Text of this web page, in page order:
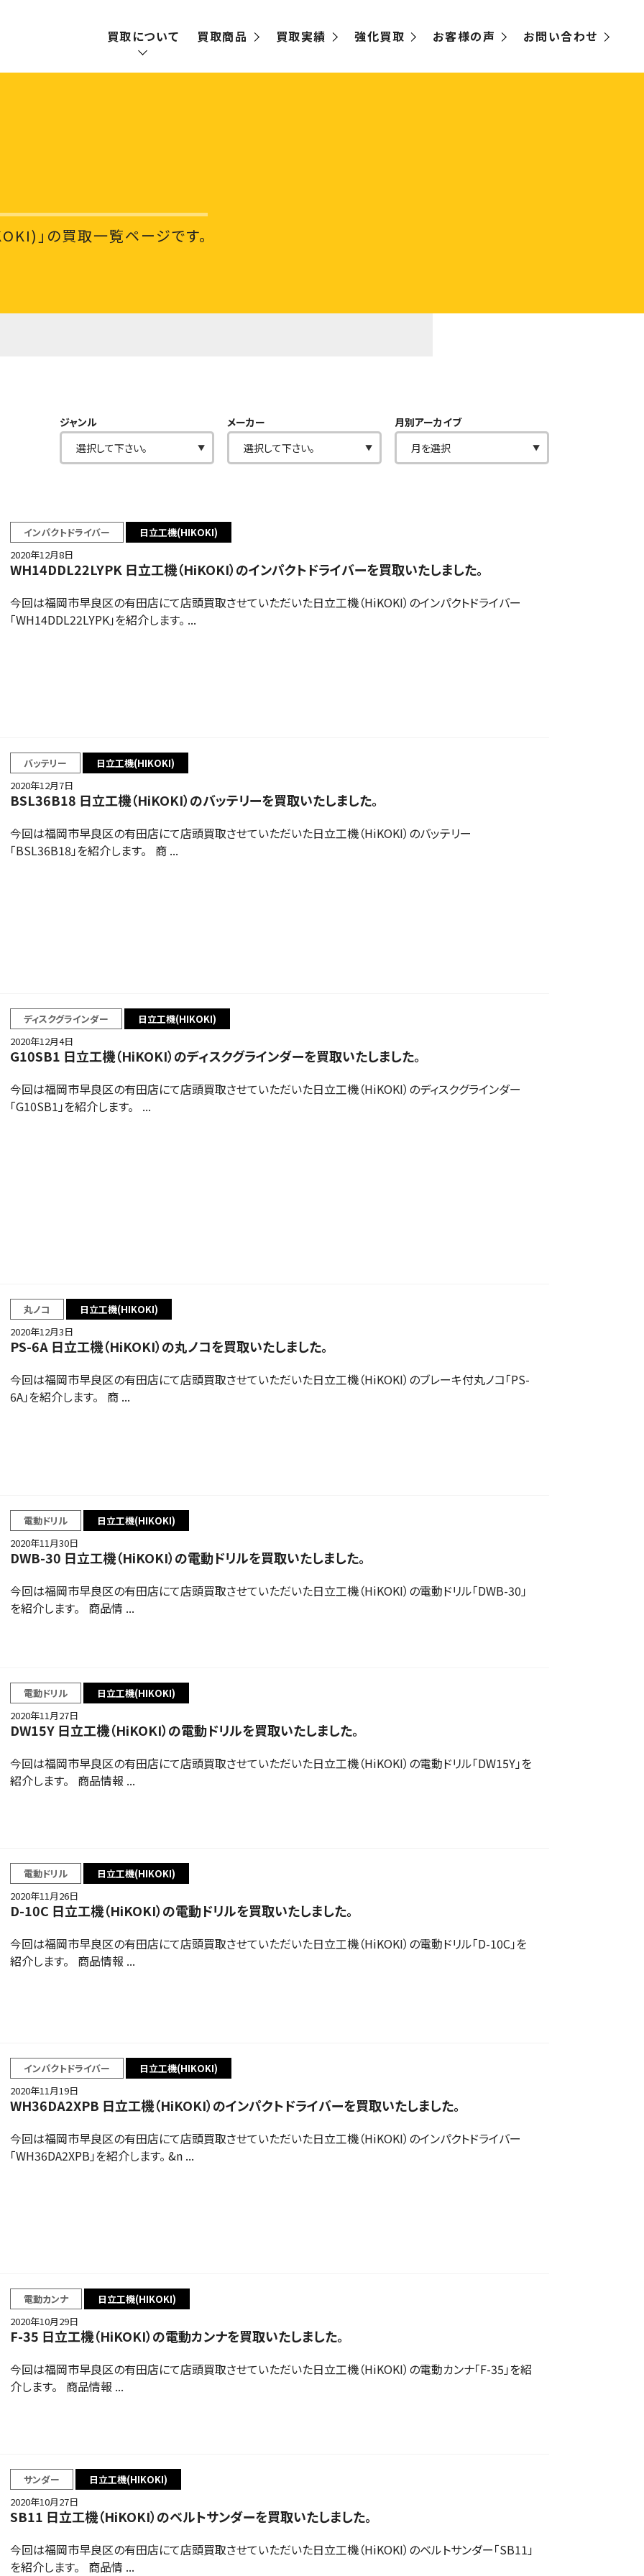
買取について 買取商品 買取実績 強化買取 お客様の声 お問い合わせ
」の買取一覧ページです。
ジャンル メーカー 月別アーカイブ
インパクトドライバー
日立工機(HIKOKI)
2020年12月8日
WH14DDL22LYPK 日立工機（HiKOKI）のインパクトドライバーを買取いたしました。
今回は福岡市早良区の有田店にて店頭買取させていただいた日立工機（HiKOKI）のインパクトドライバー
「WH14DDL22LYPK」を紹介します。 ...
バッテリー
日立工機(HIKOKI)
2020年12月7日
BSL36B18 日立工機（HiKOKI）のバッテリーを買取いたしました。
今回は福岡市早良区の有田店にて店頭買取させていただいた日立工機（HiKOKI）のバッテリー
「BSL36B18」を紹介します。 商 ...
ディスクグラインダー
日立工機(HIKOKI)
2020年12月4日
G10SB1 日立工機（HiKOKI）のディスクグラインダーを買取いたしました。
今回は福岡市早良区の有田店にて店頭買取させていただいた日立工機（HiKOKI）のディスクグラインダー
「G10SB1」を紹介します。 ...
丸ノコ
日立工機(HIKOKI)
2020年12月3日
PS-6A 日立工機（HiKOKI）の丸ノコを買取いたしました。
今回は福岡市早良区の有田店にて店頭買取させていただいた日立工機（HiKOKI）のブレーキ付丸ノコ「PS-
6A」を紹介します。 商 ...
電動ドリル
日立工機(HIKOKI)
2020年11月30日
DWB-30 日立工機（HiKOKI）の電動ドリルを買取いたしました。
今回は福岡市早良区の有田店にて店頭買取させていただいた日立工機（HiKOKI）の電動ドリル「DWB-30」
を紹介します。 商品情 ...
電動ドリル
日立工機(HIKOKI)
2020年11月27日
DW15Y 日立工機（HiKOKI）の電動ドリルを買取いたしました。
今回は福岡市早良区の有田店にて店頭買取させていただいた日立工機（HiKOKI）の電動ドリル「DW15Y」を
紹介します。 商品情報 ...
電動ドリル
日立工機(HIKOKI)
2020年11月26日
D-10C 日立工機（HiKOKI）の電動ドリルを買取いたしました。
今回は福岡市早良区の有田店にて店頭買取させていただいた日立工機（HiKOKI）の電動ドリル「D-10C」を
紹介します。 商品情報 ...
インパクトドライバー
日立工機(HIKOKI)
2020年11月19日
WH36DA2XPB 日立工機（HiKOKI）のインパクトドライバーを買取いたしました。
今回は福岡市早良区の有田店にて店頭買取させていただいた日立工機（HiKOKI）のインパクトドライバー
「WH36DA2XPB」を紹介します。 &n ...
電動カンナ
日立工機(HIKOKI)
2020年10月29日
F-35 日立工機（HiKOKI）の電動カンナを買取いたしました。
今回は福岡市早良区の有田店にて店頭買取させていただいた日立工機（HiKOKI）の電動カンナ「F-35」を紹
介します。 商品情報 ...
サンダー
日立工機(HIKOKI)
2020年10月27日
SB11 日立工機（HiKOKI）のベルトサンダーを買取いたしました。
今回は福岡市早良区の有田店にて店頭買取させていただいた日立工機（HiKOKI）のベルトサンダー「SB11」
を紹介します。 商品情 ...